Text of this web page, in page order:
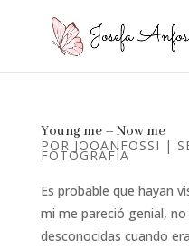
Young me – Now me
POR JOOANFOSSI |
FOTOGRAFÍA
Es probable que hayan
mi me pareció genial,
desconocidas cuando